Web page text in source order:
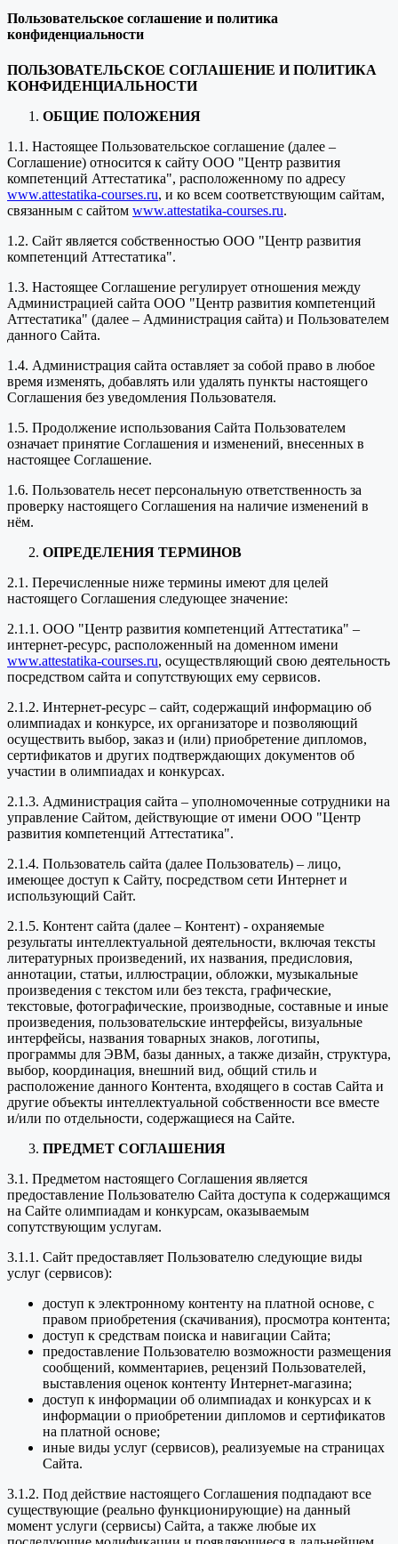
Пользовательское соглашение и политика
конфиденциальности
ПОЛЬЗОВАТЕЛЬСКОЕ СОГЛАШЕНИЕ И ПОЛИТИКА
КОНФИДЕНЦИАЛЬНОСТИ
ОБЩИЕ ПОЛОЖЕНИЯ
1.1. Настоящее Пользовательское соглашение (далее –
Соглашение) относится к сайту ООО "Центр развития
компетенций Аттестатика", расположенному по адресу
www.attestatika-courses.ru, и ко всем соответствующим сайтам,
связанным с сайтом www.attestatika-courses.ru.
1.2. Сайт является собственностью ООО "Центр развития
компетенций Аттестатика".
1.3. Настоящее Соглашение регулирует отношения между
Администрацией сайта ООО "Центр развития компетенций
Аттестатика" (далее – Администрация сайта) и Пользователем
данного Сайта.
1.4. Администрация сайта оставляет за собой право в любое
время изменять, добавлять или удалять пункты настоящего
Соглашения без уведомления Пользователя.
1.5. Продолжение использования Сайта Пользователем
означает принятие Соглашения и изменений, внесенных в
настоящее Соглашение.
1.6. Пользователь несет персональную ответственность за
проверку настоящего Соглашения на наличие изменений в
нём.
ОПРЕДЕЛЕНИЯ ТЕРМИНОВ
2.1. Перечисленные ниже термины имеют для целей
настоящего Соглашения следующее значение:
2.1.1. ООО "Центр развития компетенций Аттестатика" –
интернет-ресурс, расположенный на доменном имени
www.attestatika-courses.ru, осуществляющий свою деятельность
посредством сайта и сопутствующих ему сервисов.
2.1.2. Интернет-ресурс – сайт, содержащий информацию об
олимпиадах и конкурсе, их организаторе и позволяющий
осуществить выбор, заказ и (или) приобретение дипломов,
сертификатов и других подтверждающих документов об
участии в олимпиадах и конкурсах.
2.1.3. Администрация сайта – уполномоченные сотрудники на
управление Сайтом, действующие от имени ООО "Центр
развития компетенций Аттестатика".
2.1.4. Пользователь сайта (далее Пользователь) – лицо,
имеющее доступ к Сайту, посредством сети Интернет и
использующий Сайт.
2.1.5. Контент сайта (далее – Контент) - охраняемые
результаты интеллектуальной деятельности, включая тексты
литературных произведений, их названия, предисловия,
аннотации, статьи, иллюстрации, обложки, музыкальные
произведения с текстом или без текста, графические,
текстовые, фотографические, производные, составные и иные
произведения, пользовательские интерфейсы, визуальные
интерфейсы, названия товарных знаков, логотипы,
программы для ЭВМ, базы данных, а также дизайн, структура,
выбор, координация, внешний вид, общий стиль и
расположение данного Контента, входящего в состав Сайта и
другие объекты интеллектуальной собственности все вместе
и/или по отдельности, содержащиеся на Сайте.
ПРЕДМЕТ СОГЛАШЕНИЯ
3.1. Предметом настоящего Соглашения является
предоставление Пользователю Сайта доступа к содержащимся
на Сайте олимпиадам и конкурсам, оказываемым
сопутствующим услугам.
3.1.1. Сайт предоставляет Пользователю следующие виды
услуг (сервисов):
доступ к электронному контенту на платной основе, с
правом приобретения (скачивания), просмотра контента;
доступ к средствам поиска и навигации Сайта;
предоставление Пользователю возможности размещения
сообщений, комментариев, рецензий Пользователей,
выставления оценок контенту Интернет-магазина;
доступ к информации об олимпиадах и конкурсах и к
информации о приобретении дипломов и сертификатов
на платной основе;
иные виды услуг (сервисов), реализуемые на страницах
Сайта.
3.1.2. Под действие настоящего Соглашения подпадают все
существующие (реально функционирующие) на данный
момент услуги (сервисы) Сайта, а также любые их